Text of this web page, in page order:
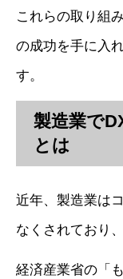
これらの取り組
の成功を手に入
す。
製造業で
とは
近年、製造業は
なくされており
経済産業省の「